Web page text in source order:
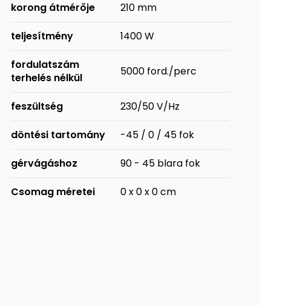
korong átmérője 210 mm
teljesítmény 1400 W
fordulatszám
terhelés nélkül
5000 ford./perc
feszültség 230/50 V/Hz
döntési tartomány -45 / 0 / 45 fok
gérvágáshoz 90 - 45 blara fok
Csomag méretei 0 x 0 x 0 cm